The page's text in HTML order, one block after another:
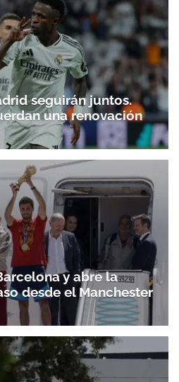
seguirán juntos.
una renovación
y abre la
desde el Manchester